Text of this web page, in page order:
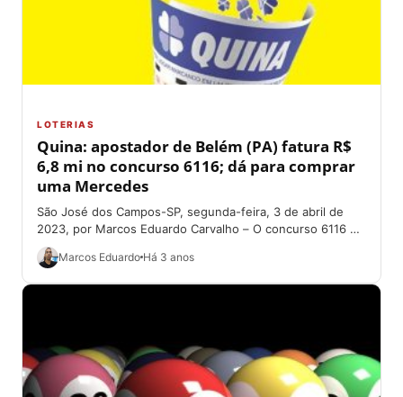
LOTERIAS
Quina: apostador de Belém (PA) fatura R$
6,8 mi no concurso 6116; dá para comprar
uma Mercedes
São José dos Campos-SP, segunda-feira, 3 de abril de
2023, por Marcos Eduardo Carvalho – O concurso 6116 da
Quina, sorteado na...
Marcos Eduardo Há 3 anos